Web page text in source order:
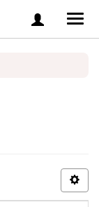
Zaloguj
się